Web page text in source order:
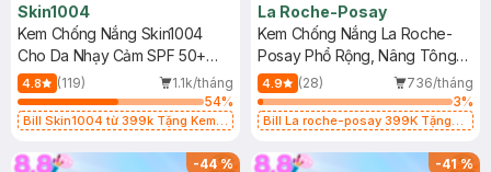
Skin1004
Kem Chống Nắng Skin1004
Cho Da Nhạy Cảm SPF 50+
50ml
4.8 (119)
1.1k/tháng
54%
Bill Skin1004 từ 399k Tặng Kem
SPF 50+ 20ml (SL Có Hạn)
La Roche-Posay
Kem Chống Nắng La Roche-
Posay Phổ Rộng, Nâng Tông
Kiềm Dầu 50ml
4.9 (28)
736/tháng
3%
Bill La roche-posay 399K Tặng
(SL có hạn)
-44% -41%